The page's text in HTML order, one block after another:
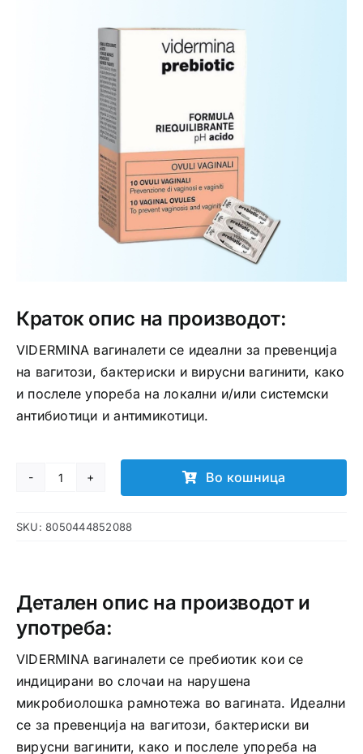
Интимно здравје
Лична хигиена
Медицински апрати
Нега на кожа
Краток опис на производот:
VIDERMINA вагиналети се идеални за превенција
на вагитози, бактериски и вирусни вагинити, како
и послеле упореба на локални и/или системски
антибиотици и антимикотици.
Vidermina
вагиналети
Во кошница
SKU:8050444852088
Детален опис на производот и
употреба:
VIDERMINA вагиналети се пребиотик кои се
индицирани во слочаи на нарушена
микробиолошка рамнотежа во вагината. Идеални
се за превенција на вагитози, бактериски ви
вирусни вагинити, како и послеле упореба на